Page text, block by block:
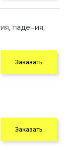
падения,
Заказать
Заказать